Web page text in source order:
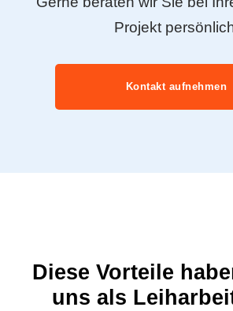
Projekt
Kontakt aufnehmen
Diese Vorteile
uns als